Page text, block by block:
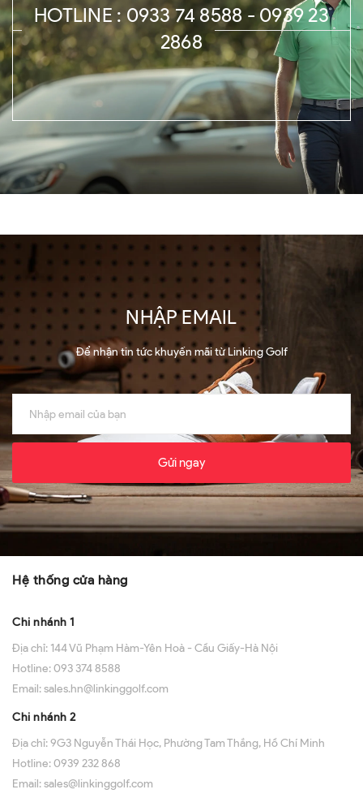
HOTLINE : 0933 74 8588 - 0939 23
2868
NHẬP EMAIL
Để nhận tin tức khuyến mãi từ Linking Golf
Gửi ngay
Hệ thống cửa hàng
Chi nhánh 1
Địa chỉ: 144 Vũ Phạm Hàm-Yên Hoà - Cầu Giấy-Hà Nội
Hotline:093 374 8588
Email:sales.hn@linkinggolf.com
Chi nhánh 2
Địa chỉ:9G3 Nguyễn Thái Học, Phường Tam Thắng, Hồ Chí Minh
Hotline:0939 232 868
Email:sales@linkinggolf.com